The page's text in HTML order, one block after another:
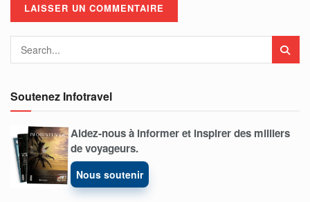
Soutenez Infotravel
Aidez-nous à informer et inspirer des milliers
de voyageurs.
Nous soutenir